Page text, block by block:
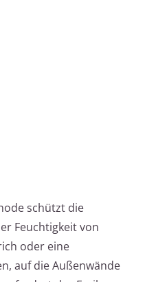
schützt die
Feuchtigkeit von
oder eine
auf die Außenwände